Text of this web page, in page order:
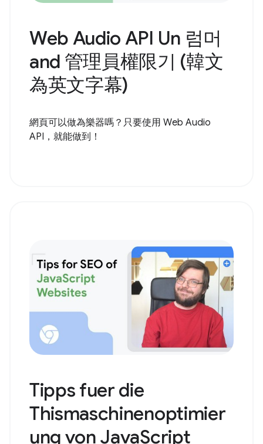
Web Audio API Un 럼머
and 管理員權限기 (韓文
為英文字幕)
網頁可以做為樂器嗎？只要使用 Web Audio
API，就能做到！
Tipps fuer die
Thismaschinenoptimier
ung von JavaScript